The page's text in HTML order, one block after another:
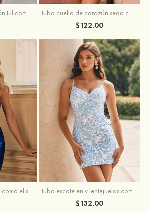
Tubo cuello de corazón tul corto/mini vestido para homecoming Tubo cuello de corazón seda como el satén corto vestido para homecoming
$122.00
Tubo escote en v seda como el satén corto vestido para homecoming Tubo escote en v lentejuelas corto vestido para homecoming
$132.00